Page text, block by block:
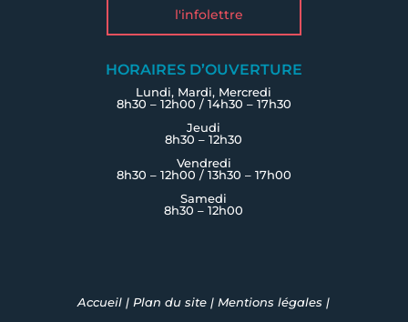
l'infolettre
HORAIRES D’OUVERTURE
Lundi, Mardi, Mercredi
8h30 – 12h00 / 14h30 – 17h30
Jeudi
8h30 – 12h30
Vendredi
8h30 – 12h00 / 13h30 – 17h00
Samedi
8h30 – 12h00
Accueil |Plan du site |Mentions légales |